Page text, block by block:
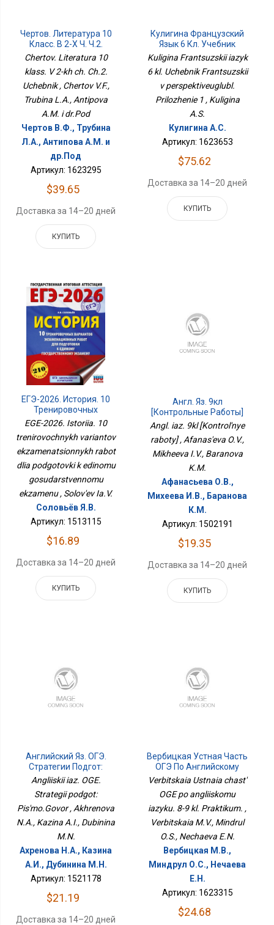
Чертов. Литература 10
Класс. В 2-Х Ч. Ч.2.
Учебник
Chertov. Literatura 10
klass. V 2-kh ch. Ch.2.
Uchebnik , Chertov V.F.,
Trubina L.A., Antipova
A.M. i dr.Pod
Чертов В.Ф., Трубина
Л.А., Антипова A.M. и
др.Под
Артикул: 1623295
$39.65
Доставка за 14–20 дней
КУПИТЬ
Кулигина Французский
Язык 6 Кл. Учебник
Французский В
Перспективеуглубл.
Приложение 1
Kuligina Frantsuzskii iazyk
6 kl. Uchebnik Frantsuzskii
v perspektiveuglubl.
Prilozhenie 1 , Kuligina
A.S.
Кулигина А.С.
Артикул: 1623653
$75.62
Доставка за 14–20 дней
КУПИТЬ
ЕГЭ-2026. История. 10
Тренировочных
Вариантов
Работ Для Подготовки К
Единому
Государственному
Экзамену
EGE-2026. Istoriia. 10
trenirovochnykh variantov
ekzamenatsionnykh rabot
dlia podgotovki k edinomu
gosudarstvennomu
ekzamenu , Solov'ev Ia.V.
Соловьёв Я.В.
Артикул: 1513115
$16.89
Доставка за 14–20 дней
КУПИТЬ
Англ. Яз. 9кл
[Контрольные Работы]
Angl. iaz. 9kl [Kontrol'nye
raboty] , Afanas'eva O.V.,
Mikheeva I.V., Baranova
K.M.
Афанасьева О.В.,
Михеева И.В., Баранова
К.М.
Артикул: 1502191
$19.35
Доставка за 14–20 дней
КУПИТЬ
Английский Яз. ОГЭ.
Стратегии Подгот:
Письмо.Говор
Angliiskii iaz. OGE.
Strategii podgot:
Pis'mo.Govor , Akhrenova
N.A., Kazina A.I., Dubinina
M.N.
Ахренова Н.А., Казина
А.И., Дубинина М.Н.
Артикул: 1521178
$21.19
Доставка за 14–20 дней
Вербицкая Устная Часть
ОГЭ По Английскому
Языку. 8-9 Кл.
Verbitskaia Ustnaia chast'
OGE po angliiskomu
iazyku. 8-9 kl. Praktikum. ,
Verbitskaia M.V., Mindrul
O.S., Nechaeva E.N.
Вербицкая М.В.,
Миндрул О.С., Нечаева
Е.Н.
Артикул: 1623315
$24.68